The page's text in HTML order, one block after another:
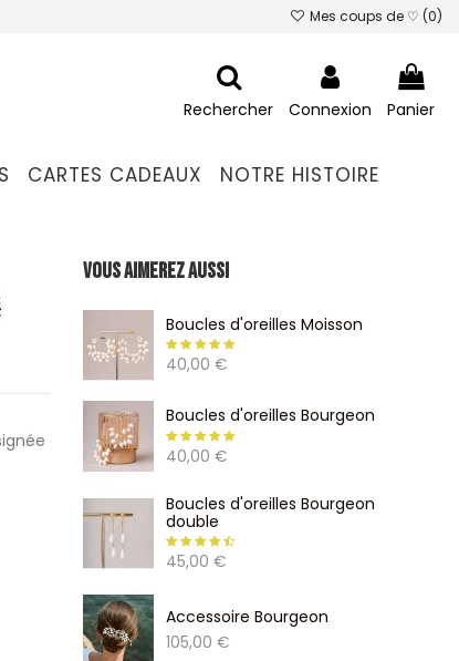
Mes coups de ♡ (0)
Rechercher Connexion Panier
CARTES CADEAUX NOTRE HISTOIRE
Vous aimerez aussi
Boucles d'oreilles Moisson
40,00 €
Boucles d'oreilles Bourgeon
40,00 €
Boucles d'oreilles Bourgeon
double
45,00 €
Accessoire Bourgeon
105,00 €